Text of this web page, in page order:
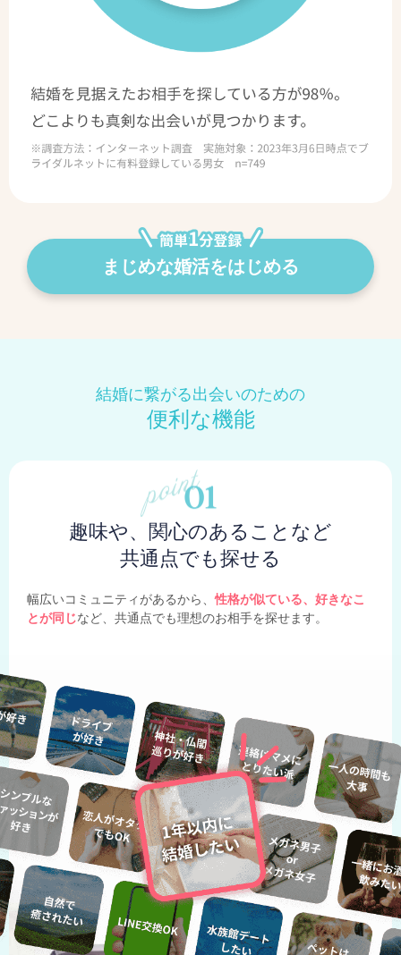
まじめな婚活をはじめる
結婚に繋がる出会いのための
便利な機能
趣味や、関心のあることなど
共通点でも探せる
幅広いコミュニティがあるから、性格が似ている、好きなこ
とが同じなど、共通点でも理想のお相手を探せます。